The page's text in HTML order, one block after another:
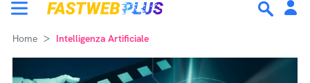
Home Intelligenza Artificiale